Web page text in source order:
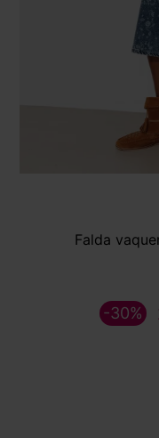
Falda
-30%